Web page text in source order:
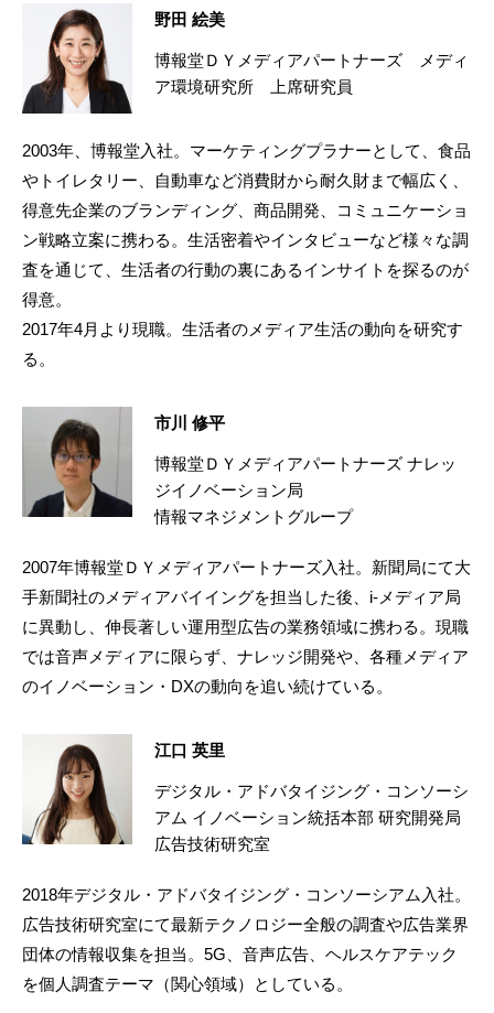
野田 絵美
博報堂ＤＹメディアパートナーズ メディ
ア環境研究所 上席研究員
2003年、博報堂入社。マーケティングプラナーとして、食品
やトイレタリー、自動車など消費財から耐久財まで幅広く、
得意先企業のブランディング、商品開発、コミュニケーショ
ン戦略立案に携わる。生活密着やインタビューなど様々な調
査を通じて、生活者の行動の裏にあるインサイトを探るのが
得意。
2017年4月より現職。生活者のメディア生活の動向を研究す
る。
市川 修平
博報堂ＤＹメディアパートナーズ ナレッ
ジイノベーション局
情報マネジメントグループ
2007年博報堂ＤＹメディアパートナーズ入社。新聞局にて大
手新聞社のメディアバイイングを担当した後、i-メディア局
に異動し、伸長著しい運用型広告の業務領域に携わる。現職
では音声メディアに限らず、ナレッジ開発や、各種メディア
のイノベーション・DXの動向を追い続けている。
江口 英里
デジタル・アドバタイジング・コンソーシ
アム イノベーション統括本部 研究開発局
広告技術研究室
2018年デジタル・アドバタイジング・コンソーシアム入社。
広告技術研究室にて最新テクノロジー全般の調査や広告業界
団体の情報収集を担当。5G、音声広告、ヘルスケアテック
を個人調査テーマ（関心領域）としている。